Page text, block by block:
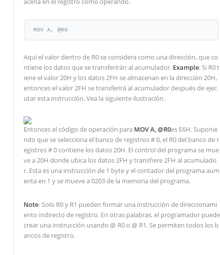
MOV A, @R0
Aquí el valor dentro de R0 se considera como una dirección, que co
ntiene los datos que se transferirán al acumulador. Example: Si R0 t
iene el valor 20H y los datos 2FH se almacenan en la dirección 20H,
entonces el valor 2FH se transferirá al acumulador después de ejec
utar esta instrucción. Vea la siguiente ilustración.
Entonces el código de operación para MOV A, @R0es E6H. Suponie
ndo que se selecciona el banco de registros # 0, el R0 del banco de r
egistros # 0 contiene los datos 20H. El control del programa se mue
ve a 20H donde ubica los datos 2FH y transfiere 2FH al acumulado
r. Esta es una instrucción de 1 byte y el contador del programa aum
enta en 1 y se mueve a 0203 de la memoria del programa.
Note- Solo R0 y R1 pueden formar una instrucción de direccionami
ento indirecto de registro. En otras palabras, el programador puede
crear una instrucción usando @ R0 o @ R1. Se permiten todos los b
ancos de registro.